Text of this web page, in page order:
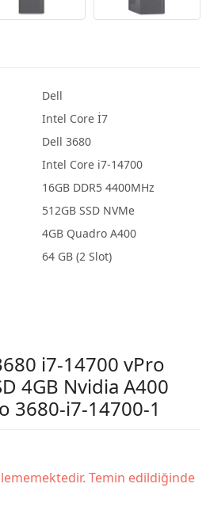
Dell
Intel Core İ7
Dell 3680
Intel Core i7-14700
16GB DDR5 4400MHz
512GB SSD NVMe
4GB Quadro A400
64 GB (2 Slot)
i7-14700 vPro
4GB Nvidia A400
3680-i7-14700-1
Temin edildiğinde